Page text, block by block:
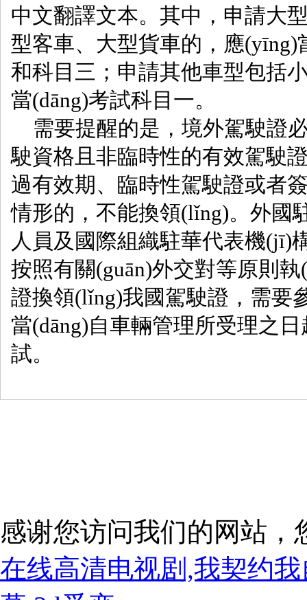
中文翻譯文本。其中，申請
型客車、大型貨車的，應
和科目三；申請其他車型包括小
當(dāng)考試科目一。
需要提醒的是，境外駕駛
駛資格且非臨時性的有效駕駛證
過有效期、臨時性駕駛證或者
情形的，不能換領(lǐng)。外國駐
人員及國際組織駐華代表機(jī)
按照有關(guān)外交對等原則執
證換領(lǐng)我國駕駛證，需要
當(dāng)自車輛管理所受理之
試。
感谢您访问我们的网站，
在线高清电视剧,我契约